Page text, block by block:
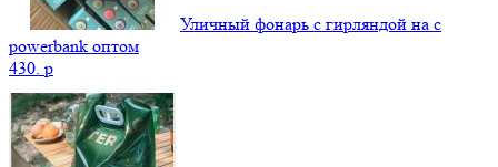
Уличный фонарь с гирляндой на с
powerbank оптом
430. p